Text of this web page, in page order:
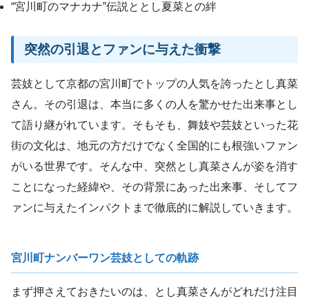
“宮川町のマナカナ”伝説ととし夏菜との絆
突然の引退とファンに与えた衝撃
芸妓として京都の宮川町でトップの人気を誇ったとし真菜
さん。その引退は、本当に多くの人を驚かせた出来事とし
て語り継がれています。そもそも、舞妓や芸妓といった花
街の文化は、地元の方だけでなく全国的にも根強いファン
がいる世界です。そんな中、突然とし真菜さんが姿を消す
ことになった経緯や、その背景にあった出来事、そしてフ
ァンに与えたインパクトまで徹底的に解説していきます。
宮川町ナンバーワン芸妓としての軌跡
まず押さえておきたいのは、とし真菜さんがどれだけ注目